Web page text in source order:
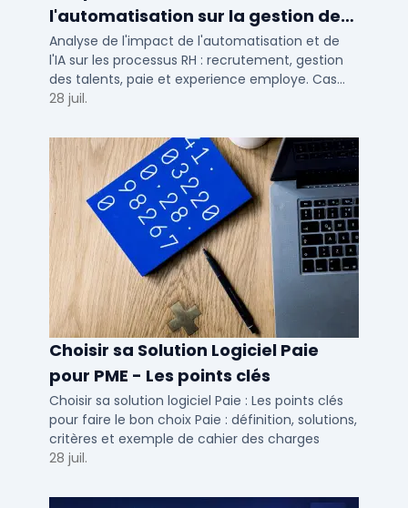
l'automatisation sur la gestion des
talents RH
Analyse de l'impact de l'automatisation et de
l'IA sur les processus RH : recrutement, gestion
des talents, paie et experience employe. Cas
concrets pour TPE, PME et ETI en 2026.
28 juil.
Choisir sa Solution Logiciel Paie
pour PME - Les points clés
Choisir sa solution logiciel Paie : Les points clés
pour faire le bon choix Paie : définition, solutions,
critères et exemple de cahier des charges
28 juil.